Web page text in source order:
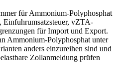
für Ammonium-Polyphosphat
vZTA-
für Import und Export.
Ammonium-Polyphosphat unter
anders einzureihen sind und
Zollanmeldung prüfen